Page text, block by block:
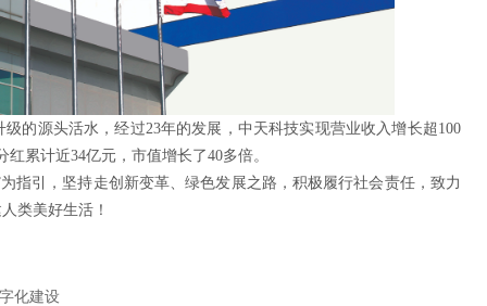
的源头活水，经过23年的发展，中天科技实现营业收入增长超100
累计近34亿元，市值增长了40多倍。
指引，坚持走创新变革、绿色发展之路，积极履行社会责任，致力
类美好生活！
化建设